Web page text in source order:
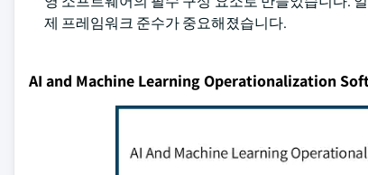
제 프레임워크 준수가 중요해졌습니다.
AI and Machine Learning Operationalization